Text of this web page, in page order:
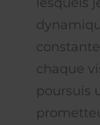
chaque
poursuis